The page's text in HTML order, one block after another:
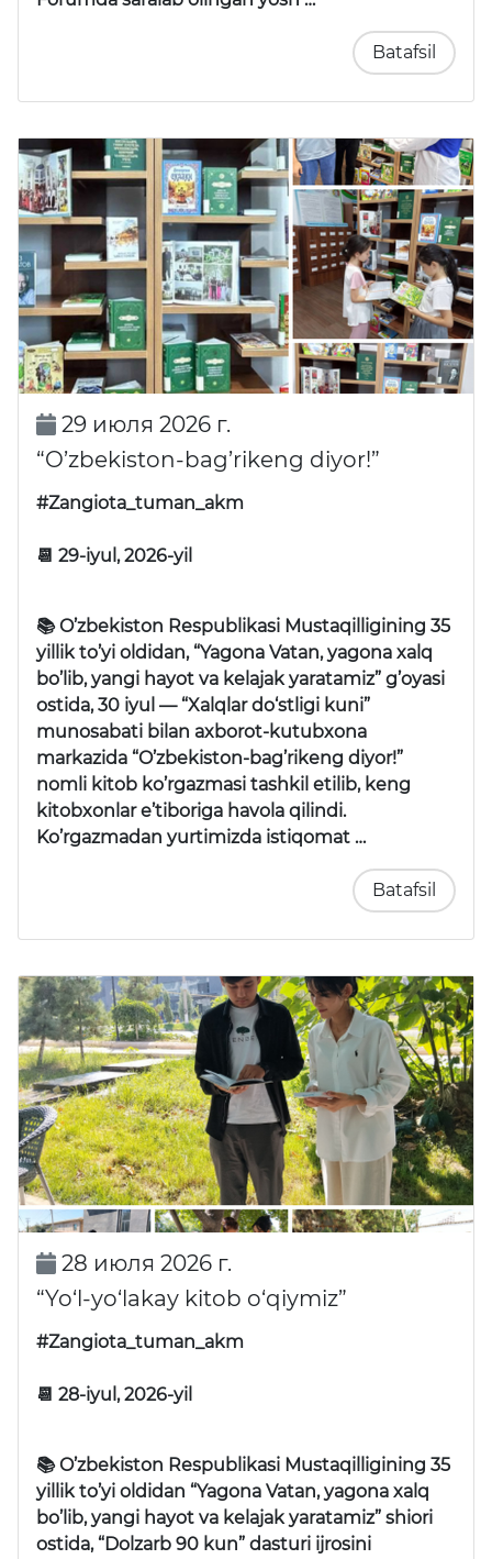
Batafsil
29 июля 2026 г.
“O’zbekiston-bag’rikeng diyor!”
#Zangiota_tuman_akm
📆 29-iyul, 2026-yil
📚 O’zbekiston Respublikasi Mustaqilligining 35
yillik to’yi oldidan, “Yagona Vatan, yagona xalq
bo’lib, yangi hayot va kelajak yaratamiz” g’oyasi
ostida, 30 iyul —“Xalqlar do‘stligi kuni”
munosabati bilan axborot-kutubxona
markazida “O’zbekiston-bag’rikeng diyor!”
nomli kitob ko’rgazmasi tashkil etilib, keng
kitobxonlar e’tiboriga havola qilindi.
Ko’rgazmadan yurtimizda istiqomat …
Batafsil
28 июля 2026 г.
“Yo‘l-yo‘lakay kitob o‘qiymiz”
#Zangiota_tuman_akm
📆 28-iyul, 2026-yil
📚 O’zbekiston Respublikasi Mustaqilligining 35
yillik to’yi oldidan “Yagona Vatan, yagona xalq
bo’lib, yangi hayot va kelajak yaratamiz” shiori
ostida, “Dolzarb 90 kun” dasturi ijrosini